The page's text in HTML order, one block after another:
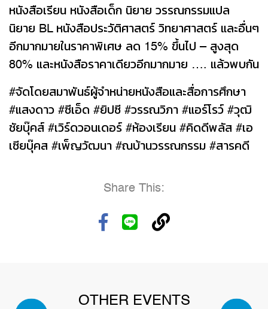
หนังสือเรียน หนังสือเด็ก นิยาย วรรณกรรมแปล
นิยาย BL หนังสือประวัติศาสตร์ วิทยาศาสตร์ และอื่นๆ
อีกมากมายในราคาพิเศษ ลด 15% ขึ้นไป – สูงสุด
80% และหนังสือราคาเดียวอีกมากมาย …. แล้วพบกัน
#จัดโดยสมาพันธ์ผู้จำหน่ายหนังสือและสื่อการศึกษา
#แสงดาว #ซีเอ็ด #ยิปซี #วรรณวิภา #แอร์โรว์ #วุฒิ
ชัยบุ๊คส์ #เวิร์ดวอนเดอร์ #ห้องเรียน #คิดดีพลัส #เอ
เซียบุ๊คส #เพ็ญวัฒนา #ณบ้านวรรณกรรม #สารคดี
Share This:
OTHER EVENTS
SPORT